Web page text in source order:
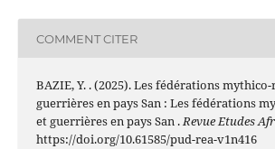
COMMENT CITER
BAZIE, Y. . (2025). Les fédérations
guerrières en pays San : Les fédérations
et guerrières en pays San .Revue Etudes
https://doi.org/10.61585/pud-rea-v1n416